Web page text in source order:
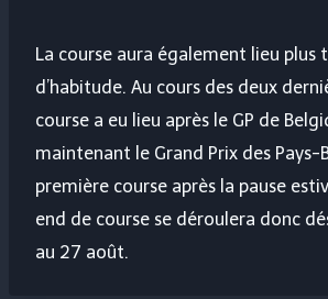
La course aura également lieu plus
d’habitude. Au cours des deux
course a eu lieu après le GP de
maintenant le Grand Prix des Pays-
première course après la pause
end de course se déroulera donc
au 27 août.